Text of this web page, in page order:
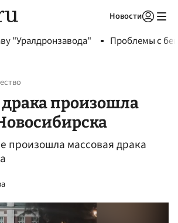
Новости
"Уралдронзавода" Проблемы с
произошла
произошла массовая драка